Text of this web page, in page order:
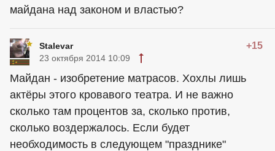
майдана над законом и властью?
Stalevar +15
23 октября 2014 10:09
Майдан - изобретение матрасов. Хохлы лишь
актёры этого кровавого театра. И не важно
сколько там процентов за, сколько против,
сколько воздержалось. Если будет
необходимость в следующем "празднике"